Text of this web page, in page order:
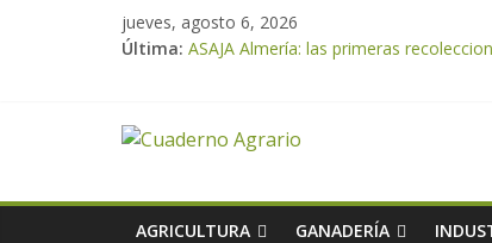
jueves, agosto 6, 2026
Última: ASAJA Almería: las primeras
Cooperativas Agro-alimentarias de
ASAJA Almería advierte de la doble
AGRICULTURA GANADERÍA